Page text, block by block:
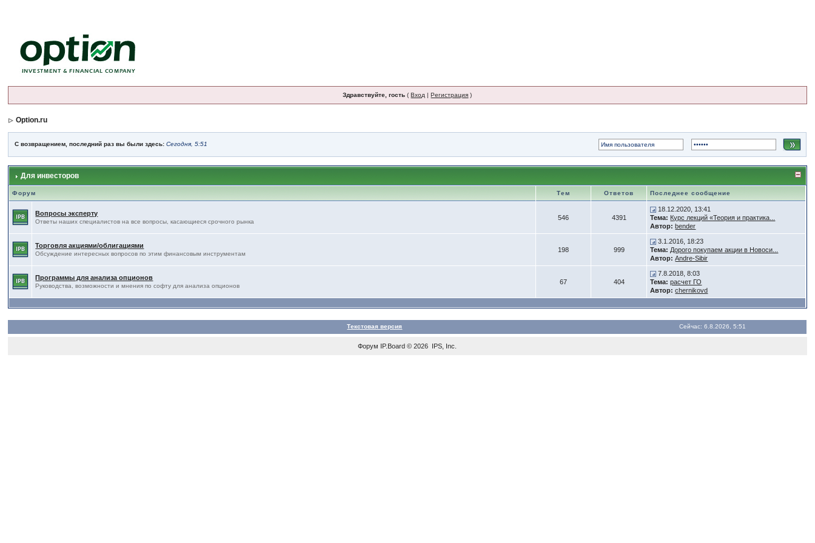
Здравствуйте, гость (Вход |Регистрация )
Option.ru
С возвращением, последний раз вы были здесь:Сегодня, 5:51
Для инвесторов
Форум Тем Ответов Последнее сообщение
Вопросы эксперту
Ответы наших специалистов на все вопросы, касающиеся срочного рынка
546 4391
18.12.2020, 13:41
Тема: Курс лекций «Теория и практика...
Автор: bender
Торговля акциями/облигациями
Обсуждение интересных вопросов по этим финансовым инструментам
198 999
3.1.2016, 18:23
Тема: Дорого покупаем акции в Новоси...
Автор: Andre-Sibir
Программы для анализа опционов
Руководства, возможности и мнения по софту для анализа опционов
67 404
7.8.2018, 8:03
Тема: расчет ГО
Автор: chernikovd
Текстовая версия Сейчас: 6.8.2026, 5:51
Форум IP.Board © 2026 IPS, Inc